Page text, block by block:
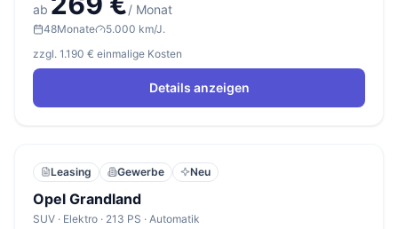
ab / Monat
48Monate
5.000 km/J.
zzgl. 1.190 € einmalige Kosten
Details anzeigen
Leasing Gewerbe Neu
Opel Grandland
SUV · Elektro · 213 PS · Automatik